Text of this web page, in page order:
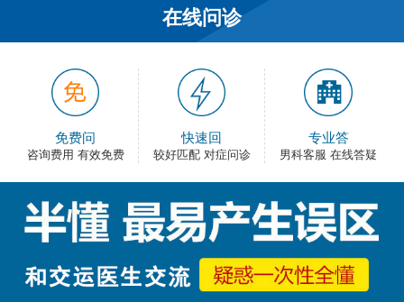
和平网友：
护士都很不错，服务好热情，看病很舒心。
手术费用还能接受，早上去的，下午就正常上班
了，出血不多，还不错。
大叔：
在线问诊
免费问
咨询费用 有效免费
快速回
较好匹配 对症问诊
专业答
男科客服 在线答疑